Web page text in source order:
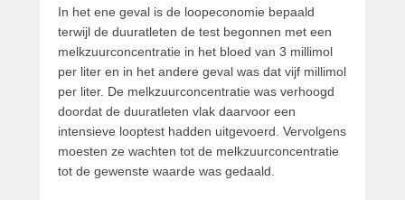
In het ene geval is de loopeconomie bepaald
terwijl de duuratleten de test begonnen met een
melkzuurconcentratie in het bloed van 3 millimol
per liter en in het andere geval was dat vijf millimol
per liter. De melkzuurconcentratie was verhoogd
doordat de duuratleten vlak daarvoor een
intensieve looptest hadden uitgevoerd. Vervolgens
moesten ze wachten tot de melkzuurconcentratie
tot de gewenste waarde was gedaald.